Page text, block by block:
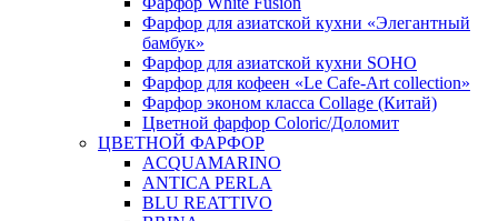
Фарфор для азиатской кухни «Элегантный
бамбук»
Фарфор для азиатской кухни SOHO
Фарфор для кофеен «Le Cafe-Art collection»
Фарфор эконом класса Collage (Китай)
Цветной фарфор Coloric/Доломит
ЦВЕТНОЙ ФАРФОР
ACQUAMARINO
ANTICA PERLA
BLU REATTIVO